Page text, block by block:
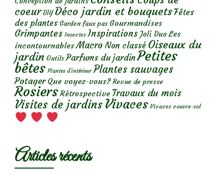
coeur DIY Déco jardin et bouquetsFêtes
des plantes Garden faux pas Gourmandises
Grimpantes Insectes Inspirations Joli Duo Les
incontournables Macro Non classé Oiseaux du
jardin Outils Parfums du jardinPetites
bêtes Plantes d’intérieur Plantes sauvages
Potager Que voyez-vous? Revue de presse
Rosiers Rétrospective Travaux du mois
Visites de jardins Vivaces Vivaces couvre-sol
Articles récents